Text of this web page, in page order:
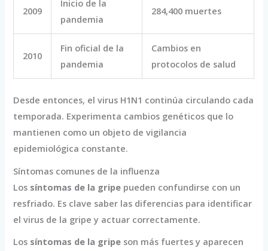
2009
Inicio de la
pandemia
284,400 muertes
2010
Fin oficial de la
pandemia
Cambios en
protocolos de salud
Desde entonces, el virus H1N1 continúa circulando cada
temporada. Experimenta cambios genéticos que lo
mantienen como un objeto de vigilancia
epidemiológica constante.
Síntomas comunes de la influenza
Los síntomas de la gripe pueden confundirse con un
resfriado. Es clave saber las diferencias para identificar
el virus de la gripe y actuar correctamente.
Los síntomas de la gripe son más fuertes y aparecen